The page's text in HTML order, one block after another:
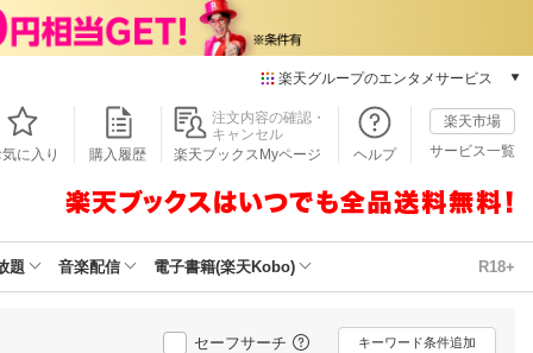
楽天グループのエンタメサービス
本/ゲーム/CD/DVD
楽天ブックス
楽天Kobo
動画配信
気に入り 購入履歴
注文内容の確認・
キャンセル
楽天ブックスMyページ
ヘルプ
楽天市場
サービス一覧
題 音楽配信 電子書籍(楽天Kobo) R18+
セーフサーチ キーワード条件追加